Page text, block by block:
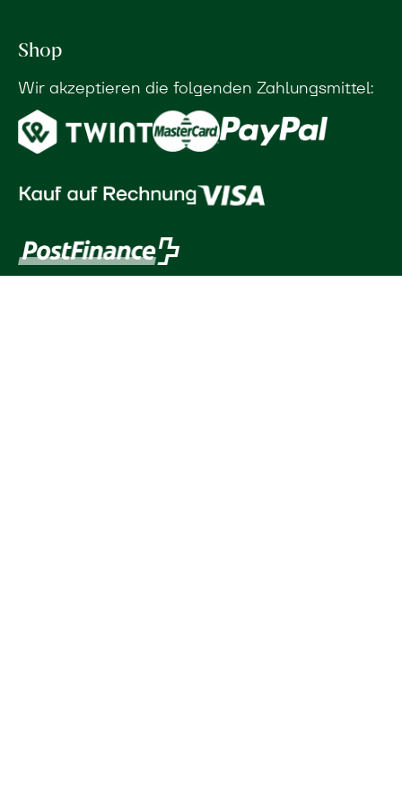
Shop
Wir akzeptieren die folgenden Zahlungsmittel: